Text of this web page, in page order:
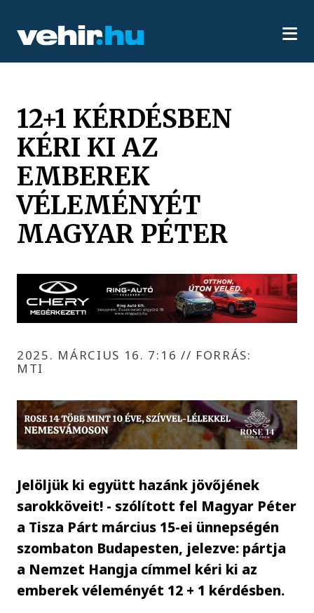
12+1 KÉRDÉSBEN
KÉRI KI AZ
EMBEREK
VÉLEMÉNYÉT
MAGYAR PÉTER
2025. MÁRCIUS 16. 7:16 // FORRÁS:
MTI
Jelöljük ki együtt hazánk jövőjének
sarokköveit! - szólított fel Magyar Péter
a Tisza Párt március 15-ei ünnepségén
szombaton Budapesten, jelezve: pártja
a Nemzet Hangja címmel kéri ki az
emberek véleményét 12 + 1 kérdésben.